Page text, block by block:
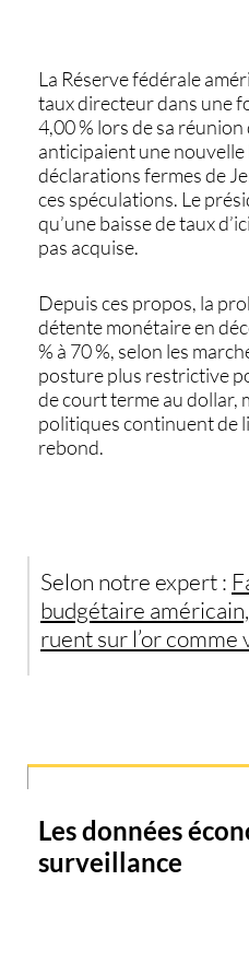
La Réserve fédérale
taux directeur dans une
4,00 % lors de sa réunion
anticipaient une nouvelle
déclarations fermes de
ces spéculations. Le
qu’une baisse de taux
pas acquise.
Depuis ces propos, la
détente monétaire en
% à 70 %, selon les
posture plus restrictive
de court terme au dollar,
politiques continuent de
rebond.
Selon notre expert :
budgétaire
ruent sur l’or
Les données
surveillance